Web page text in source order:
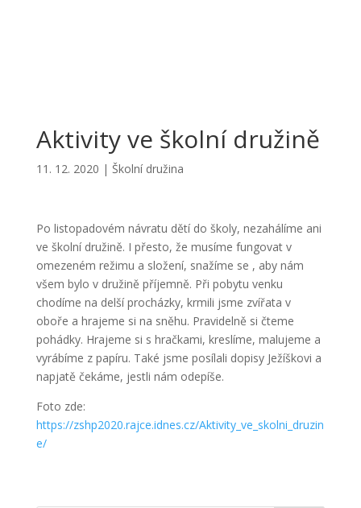
Aktivity ve školní družině
11. 12. 2020 | Školní družina
Po listopadovém návratu dětí do školy, nezahálíme ani
ve školní družině. I přesto, že musíme fungovat v
omezeném režimu a složení, snažíme se , aby nám
všem bylo v družině příjemně. Při pobytu venku
chodíme na delší procházky, krmili jsme zvířata v
oboře a hrajeme si na sněhu. Pravidelně si čteme
pohádky. Hrajeme si s hračkami, kreslíme, malujeme a
vyrábíme z papíru. Také jsme posílali dopisy Ježíškovi a
napjatě čekáme, jestli nám odepíše.
Foto zde:
https://zshp2020.rajce.idnes.cz/Aktivity_ve_skolni_druzin
e/